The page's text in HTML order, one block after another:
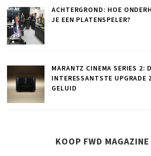
ACHTERGROND: HOE
JE EEN PLATENSPELER?
MARANTZ CINEMA SERIES 2:
INTERESSANTSTE
GELUID
KOOP FWD